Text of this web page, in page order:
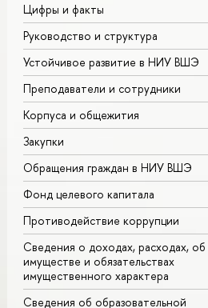
Цифры и факты
Руководство и структура
Устойчивое развитие в НИУ ВШЭ
Преподаватели и сотрудники
Корпуса и общежития
Закупки
Обращения граждан в НИУ ВШЭ
Фонд целевого капитала
Противодействие коррупции
Сведения о доходах, расходах, об
имуществе и обязательствах
имущественного характера
Сведения об образовательной